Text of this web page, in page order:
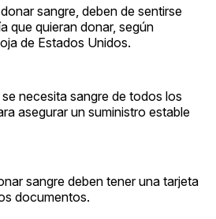
sangre, deben de sentirse
que quieran donar, según
de Estados Unidos.
necesita sangre de todos los
asegurar un suministro estable
sangre deben tener una tarjeta
documentos.